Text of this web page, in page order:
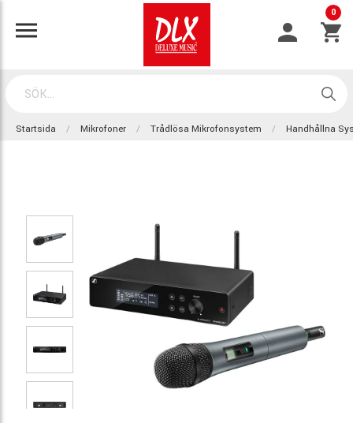
0
Startsida Mikrofoner Trådlösa Mikrofonsystem Handhållna